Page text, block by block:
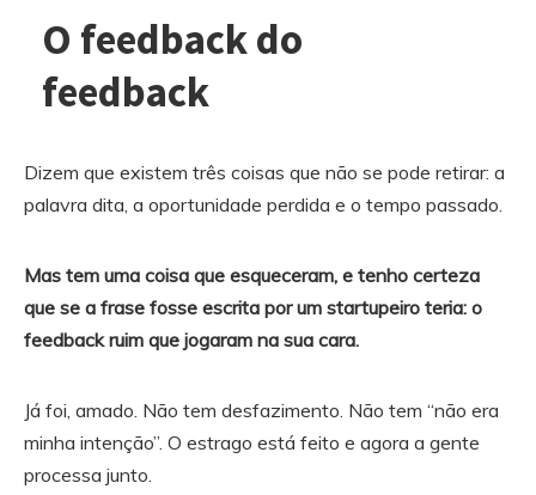
O feedback do
feedback
Dizem que existem três coisas que não se pode retirar: a
palavra dita, a oportunidade perdida e o tempo passado.
Mas tem uma coisa que esqueceram, e tenho certeza
que se a frase fosse escrita por um startupeiro teria: o
feedback ruim que jogaram na sua cara.
Já foi, amado. Não tem desfazimento. Não tem “não era
minha intenção”. O estrago está feito e agora a gente
processa junto.